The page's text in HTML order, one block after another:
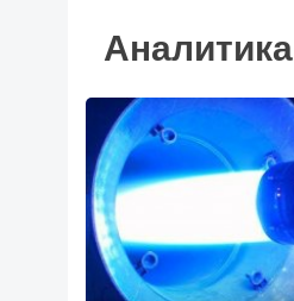
Аналитика